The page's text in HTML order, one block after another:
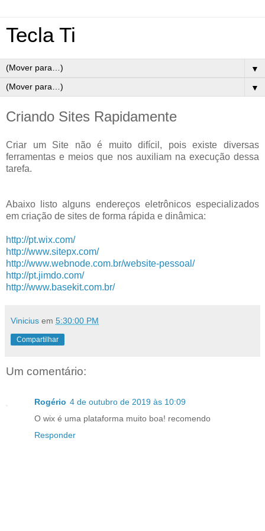
Tecla Ti
▼
▼
Criando Sites Rapidamente
Criar um Site não é muito difícil, pois existe diversas
ferramentas e meios que nos auxiliam na execução dessa
tarefa.
Abaixo listo alguns endereços eletrônicos especializados
em criação de sites de forma rápida e dinâmica:
http://pt.wix.com/
http://www.sitepx.com/
http://www.webnode.com.br/website-pessoal/
http://pt.jimdo.com/
http://www.basekit.com.br/
Vinicius em 5:30:00 PM
Compartilhar
Um comentário:
Rogério 4 de outubro de 2019 às 10:09
O wix é uma plataforma muito boa! recomendo
Responder